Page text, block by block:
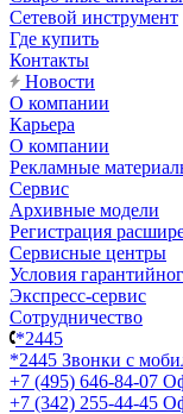
Сетевой инструмент
Где купить
Контакты
Новости
О компании
Карьера
О компании
Рекламные
Сервис
Архивные модели
Регистрация
Сервисные центры
Условия
Экспресс-сервис
Сотрудничество
*2445
*2445 Звонки с
+7 (495) 646-84-07
+7 (342) 255-44-45